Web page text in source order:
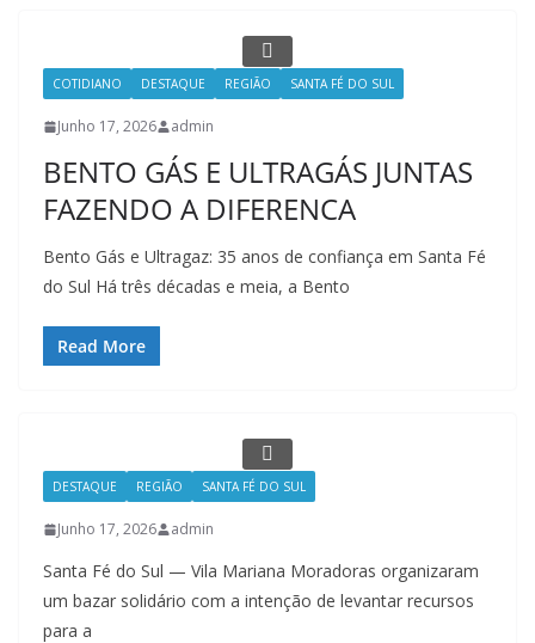
COTIDIANO DESTAQUE REGIÃO SANTA FÉ DO SUL
Junho 17, 2026 admin
BENTO GÁS E ULTRAGÁS JUNTAS
FAZENDO A DIFERENCA
Bento Gás e Ultragaz: 35 anos de confiança em Santa Fé
do Sul Há três décadas e meia, a Bento
Read More
DESTAQUE REGIÃO SANTA FÉ DO SUL
Junho 17, 2026 admin
Santa Fé do Sul — Vila Mariana Moradoras organizaram
um bazar solidário com a intenção de levantar recursos
para a